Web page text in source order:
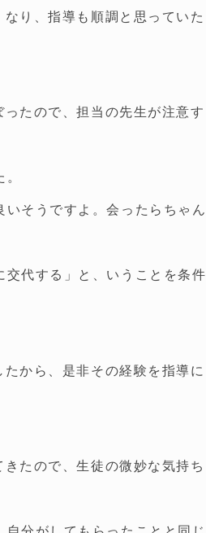
り、指導も順調と思っていた
たので、担当の先生が注意す
そうですよ。会ったらちゃん
代する」と、いうことを条件
から、是非その経験を指導に
たので、生徒の微妙な気持ち